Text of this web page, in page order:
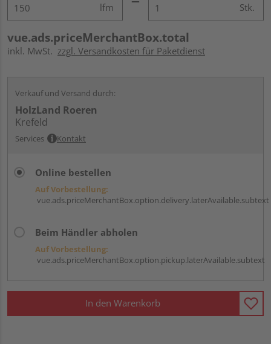
lfm Stk.
vue.ads.priceMerchantBox.total
inkl. MwSt. zzgl. Versandkosten für Paketdienst
Verkauf und Versand durch:
HolzLand Roeren
Krefeld
Services Kontakt
Online bestellen
Auf Vorbestellung:
vue.ads.priceMerchantBox.option.delivery.laterAvailable.subtext
Beim Händler abholen
Auf Vorbestellung:
vue.ads.priceMerchantBox.option.pickup.laterAvailable.subtext
In den Warenkorb